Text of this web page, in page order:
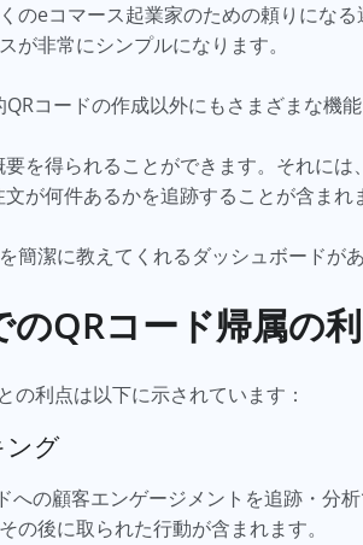
のeコマース起業家のための頼りにな
が非常にシンプルになります。
コードの作成以外にもさまざまな機能
を得られることができます。それに
が何件あるかを追跡することが含まれ
簡潔に教えてくれるダッシュボードが
QRコード帰属の
利点は以下に示されています：
ング
への顧客エンゲージメントを追跡・分
の後に取られた行動が含まれます。